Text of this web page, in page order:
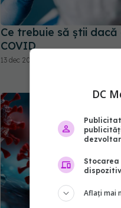
Ce trebuie să știi
COVID
13 dec 2025, 15:27
DC
dispozitiv
Aflați mai